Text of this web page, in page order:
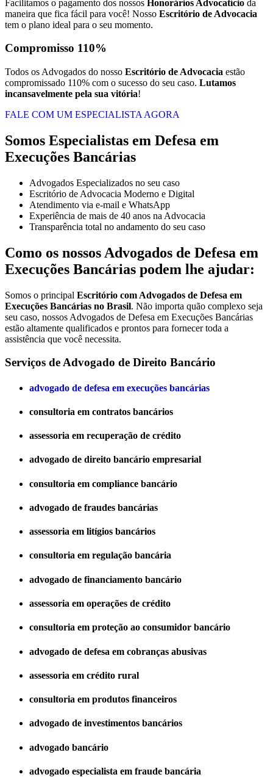
Facilitamos o pagamento dos nossos Honorários Advocatício da
maneira que fica fácil para você! Nosso Escritório de Advocacia
tem o plano ideal para o seu momento.
Compromisso 110%
Todos os Advogados do nosso Escritório de Advocacia estão
compromissado 110% com o sucesso do seu caso. Lutamos
incansavelmente pela sua vitória!
FALE COM UM ESPECIALISTA AGORA
Somos Especialistas em Defesa em
Execuções Bancárias
Advogados Especializados no seu caso
Escritório de Advocacia Moderno e Digital
Atendimento via e-mail e WhatsApp
Experiência de mais de 40 anos na Advocacia
Transparência total no andamento do seu caso
Como os nossos Advogados de Defesa em
Execuções Bancárias podem lhe ajudar:
Somos o principal Escritório com Advogados de Defesa em
Execuções Bancárias no Brasil. Não importa quão complexo seja
seu caso, nossos Advogados de Defesa em Execuções Bancárias
estão altamente qualificados e prontos para fornecer toda a
assistência que você necessita.
Serviços de Advogado de Direito Bancário
advogado de defesa em execuções bancárias
consultoria em contratos bancários
assessoria em recuperação de crédito
advogado de direito bancário empresarial
consultoria em compliance bancário
advogado de fraudes bancárias
assessoria em litígios bancários
consultoria em regulação bancária
advogado de financiamento bancário
assessoria em operações de crédito
consultoria em proteção ao consumidor bancário
advogado de defesa em cobranças abusivas
assessoria em crédito rural
consultoria em produtos financeiros
advogado de investimentos bancários
advogado bancário
advogado especialista em fraude bancária